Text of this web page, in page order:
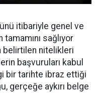
itibariyle genel ve
sağlıyor
belirtilen nitelikleri
başvuruları kabul
bir tarihte ibraz ettiği
gerçeğe aykırı belge